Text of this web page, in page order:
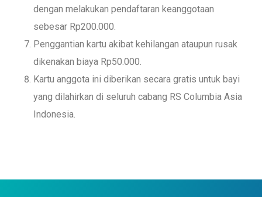
dengan melakukan pendaftaran keanggotaan
sebesar Rp200.000.
Penggantian kartu akibat kehilangan ataupun rusak
dikenakan biaya Rp50.000.
Kartu anggota ini diberikan secara gratis untuk bayi
yang dilahirkan di seluruh cabang RS Columbia Asia
Indonesia.